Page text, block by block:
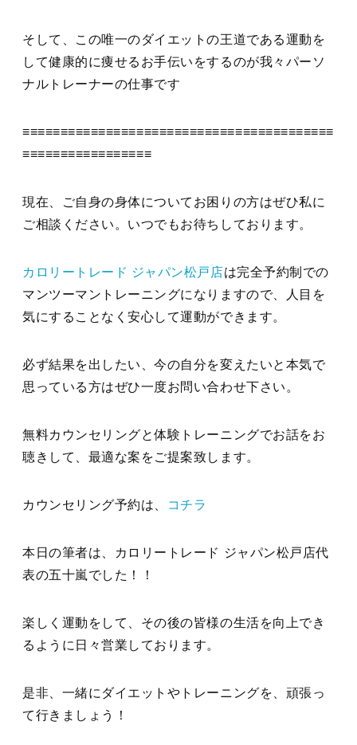
そして、この唯一のダイエットの王道である運動を
して健康的に痩せるお手伝いをするのが我々パーソ
ナルトレーナーの仕事です
≡≡≡≡≡≡≡≡≡≡≡≡≡≡≡≡≡≡≡≡≡≡≡≡≡≡≡≡≡≡≡≡≡≡≡≡≡≡≡≡≡
≡≡≡≡≡≡≡≡≡≡≡≡≡≡≡≡≡
現在、ご自身の身体についてお困りの方はぜひ私に
ご相談ください。いつでもお待ちしております。
カロリートレード ジャパン松戸店は完全予約制での
マンツーマントレーニングになりますので、人目を
気にすることなく安心して運動ができます。
必ず結果を出したい、今の自分を変えたいと本気で
思っている方はぜひ一度お問い合わせ下さい。
無料カウンセリングと体験トレーニングでお話をお
聴きして、最適な案をご提案致します。
カウンセリング予約は、 コチラ
本日の筆者は、カロリートレード ジャパン松戸店代
表の五十嵐でした！！
楽しく運動をして、その後の皆様の生活を向上でき
るように日々営業しております。
是非、一緒にダイエットやトレーニングを、頑張っ
て行きましょう！